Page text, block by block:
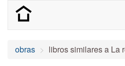
obras libros similares a La